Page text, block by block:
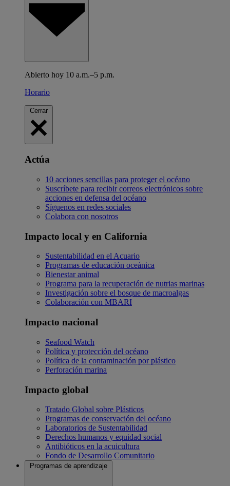
Abierto hoy 10 a.m.–5 p.m.
Horario
Cerrar
Actúa
10 acciones sencillas para proteger el océano
Suscríbete para recibir correos electrónicos sobre
acciones en defensa del océano
Síguenos en redes sociales
Colabora con nosotros
Impacto local y en California
Sustentabilidad en el Acuario
Programas de educación oceánica
Bienestar animal
Programa para la recuperación de nutrias marinas
Investigación sobre el bosque de macroalgas
Colaboración con MBARI
Impacto nacional
Seafood Watch
Política y protección del océano
Política de la contaminación por plástico
Perforación marina
Impacto global
Tratado Global sobre Plásticos
Programas de conservación del océano
Laboratorios de Sustentabilidad
Derechos humanos y equidad social
Antibióticos en la acuicultura
Fondo de Desarrollo Comunitario
Programas de aprendizaje